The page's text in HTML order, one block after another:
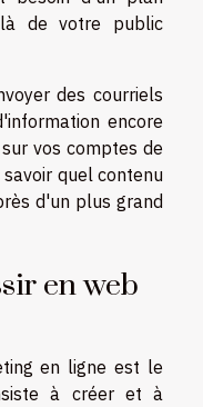
de votre public
des courriels
encore
vos comptes de
savoir quel contenu
d'un plus grand
en web
en ligne est le
à créer et à